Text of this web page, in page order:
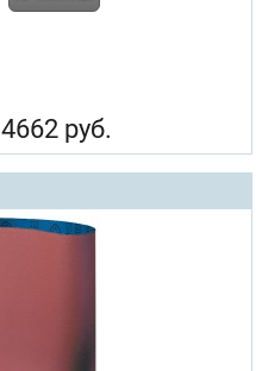
4662 руб.